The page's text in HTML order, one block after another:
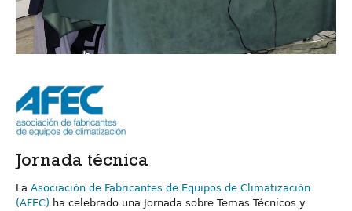
Jornada técnica
La Asociación de Fabricantes de Equipos de Climatización
(AFEC) ha celebrado una Jornada sobre Temas Técnicos y